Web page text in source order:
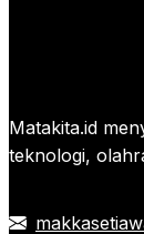
Matakita.id
teknologi,